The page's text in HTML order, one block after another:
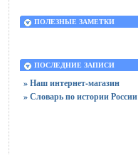
ПОЛЕЗНЫЕ ЗАМЕТКИ
ПОСЛЕДНИЕ ЗАПИСИ
» Наш интернет-магазин
» Словарь по истории России